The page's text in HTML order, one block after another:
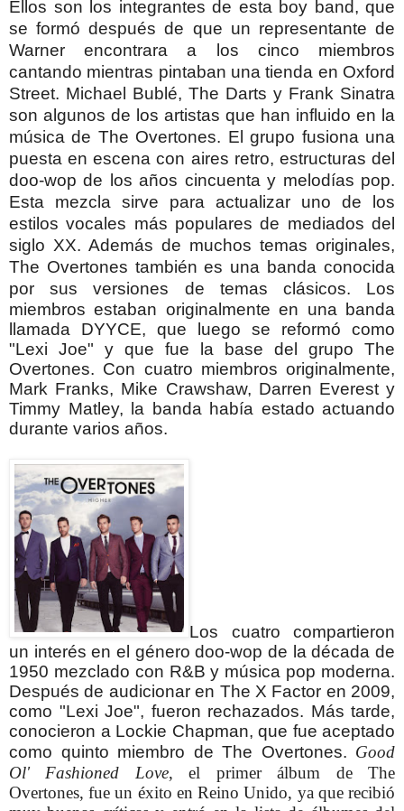
Ellos son los integrantes de esta boy band, que
se formó después de que un representante de
Warner encontrara a los cinco miembros
cantando mientras pintaban una tienda en Oxford
Street. Michael Bublé, The Darts y Frank Sinatra
son algunos de los artistas que han influido en la
música de The Overtones. El grupo fusiona una
puesta en escena con aires retro, estructuras del
doo-wop de los años cincuenta y melodías pop.
Esta mezcla sirve para actualizar uno de los
estilos vocales más populares de mediados del
siglo XX. Además de muchos temas originales,
The Overtones también es una banda conocida
por sus versiones de temas clásicos. Los
miembros estaban originalmente en una banda
llamada DYYCE, que luego se reformó como
"Lexi Joe" y que fue la base del grupo The
Overtones. Con cuatro miembros originalmente,
Mark Franks, Mike Crawshaw, Darren Everest y
Timmy Matley, la banda había estado actuando
durante varios años.
Los cuatro compartieron
un interés en el género doo-wop de la década de
1950 mezclado con R&B y música pop moderna.
Después de audicionar en The X Factor en 2009,
como "Lexi Joe", fueron rechazados. Más tarde,
conocieron a Lockie Chapman, que fue aceptado
como quinto miembro de The Overtones. Good
Ol' Fashioned Love, el primer álbum de The
Overtones, fue un éxito en Reino Unido, ya que recibió